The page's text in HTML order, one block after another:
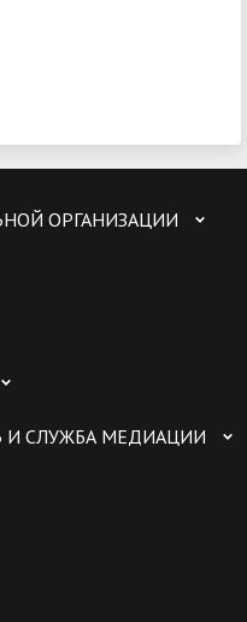
ОРГАНИЗАЦИИ
СЛУЖБА МЕДИАЦИИ